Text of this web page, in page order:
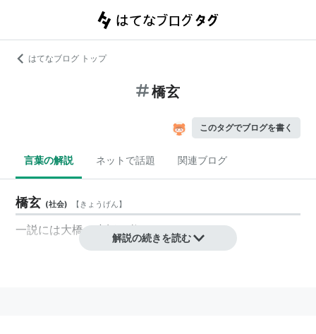
はてなブログ トップ
橋玄
このタグでブログを書く
言葉の解説 ネットで話題 関連ブログ
橋玄 (社会) 【きょうげん】
一説には大橋・小橋の父。
解説の続きを読む